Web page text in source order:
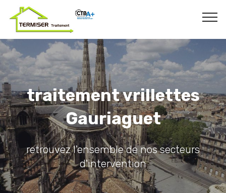
traitement vrillettes
Gauriaguet
retrouvez l'ensemble de nos secteurs
d'intervention